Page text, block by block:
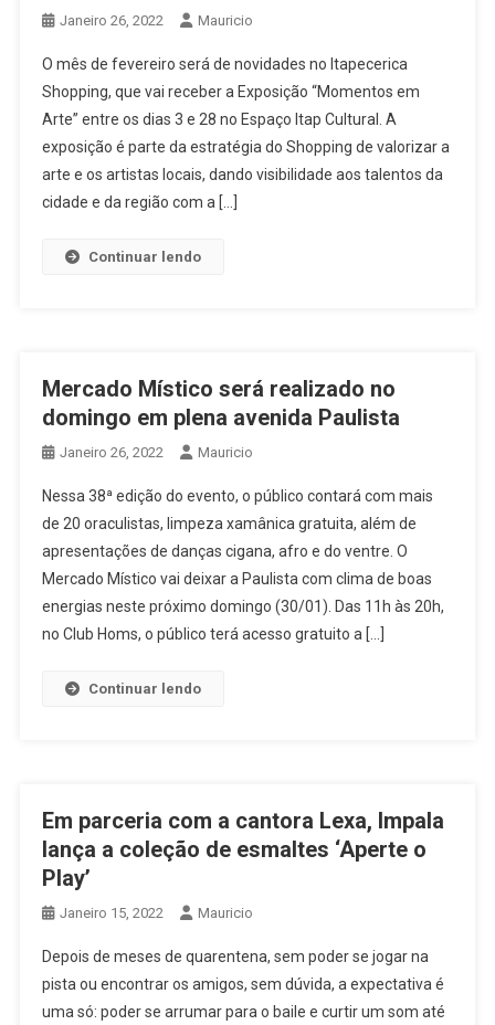
Janeiro 26, 2022 Mauricio
O mês de fevereiro será de novidades no Itapecerica
Shopping, que vai receber a Exposição “Momentos em
Arte” entre os dias 3 e 28 no Espaço Itap Cultural. A
exposição é parte da estratégia do Shopping de valorizar a
arte e os artistas locais, dando visibilidade aos talentos da
cidade e da região com a […]
Continuar lendo
Mercado Místico será realizado no
domingo em plena avenida Paulista
Janeiro 26, 2022 Mauricio
Nessa 38ª edição do evento, o público contará com mais
de 20 oraculistas, limpeza xamânica gratuita, além de
apresentações de danças cigana, afro e do ventre. O
Mercado Místico vai deixar a Paulista com clima de boas
energias neste próximo domingo (30/01). Das 11h às 20h,
no Club Homs, o público terá acesso gratuito a […]
Continuar lendo
Em parceria com a cantora Lexa, Impala
lança a coleção de esmaltes ‘Aperte o
Play’
Janeiro 15, 2022 Mauricio
Depois de meses de quarentena, sem poder se jogar na
pista ou encontrar os amigos, sem dúvida, a expectativa é
uma só: poder se arrumar para o baile e curtir um som até